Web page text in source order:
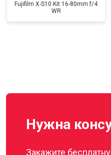
Fujifilm X-S10 Kit 16-80mm f/4
WR
Нужна
Закажите